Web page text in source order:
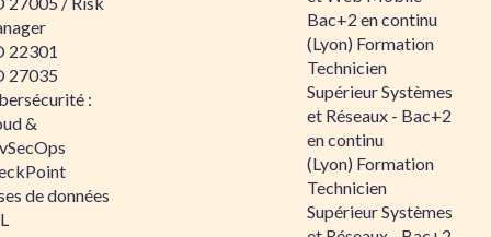
22301
27035
:
&
de données
Bac+2 en continu
(Lyon) Formation
Technicien
Supérieur Systèmes
et Réseaux - Bac+2
en continu
(Lyon) Formation
Technicien
Supérieur Systèmes